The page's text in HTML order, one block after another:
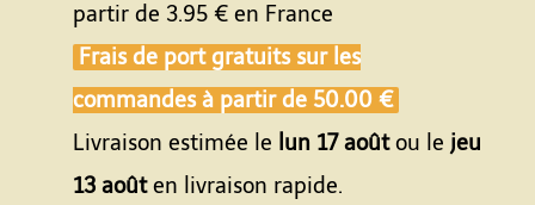
partir de 3.95 € en France
Frais de port gratuits sur les
commandes à partir de 50.00 €
Livraison estimée le lun 17 aoûtou le jeu
13 aoûten livraison rapide.